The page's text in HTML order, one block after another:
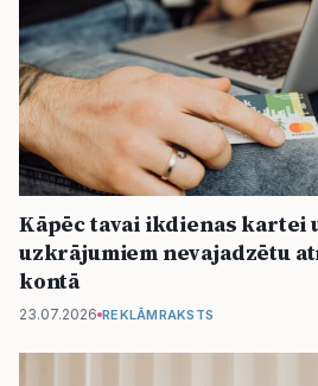
Kāpēc tavai ikdienas kartei
uzkrājumiem nevajadzētu
kontā
23.07.2026 REKLĀMRAKSTS